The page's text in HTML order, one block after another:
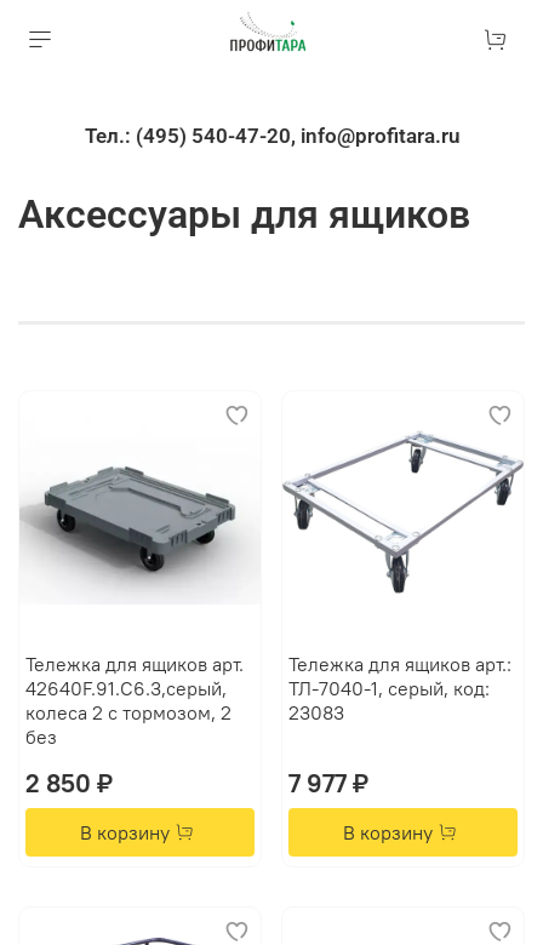
Тел.: (495) 540-47-20, info@profitara.ru
Аксессуары для ящиков
Тележка для ящиков арт.
42640F.91.С6.3,серый,
колеса 2 с тормозом, 2
без
2 850 ₽
В корзину
Тележка для ящиков арт.:
ТЛ-7040-1, серый, код:
23083
7 977 ₽
В корзину